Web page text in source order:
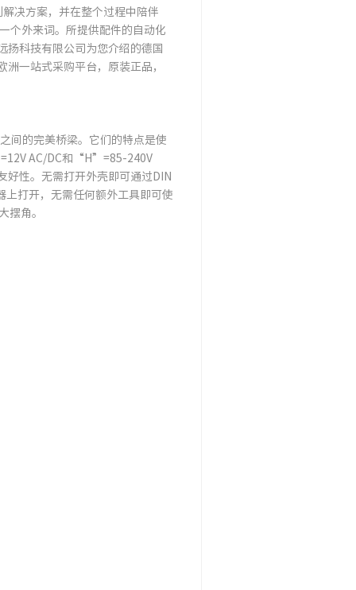
决方案，并在整个过程中陪伴
个外来词。所提供配件的自动化
扬科技有限公司为您介绍的德国
一站式采购平台，原装正品，
间的完美桥梁。它们的特点是使
AC/DC和“H”=85-240V
好性。无需打开外壳即可通过DIN
打开，无需任何额外工具即可使
摆角。